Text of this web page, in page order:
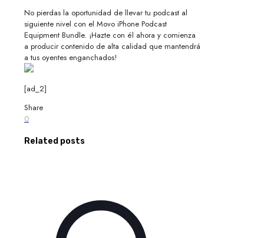
No pierdas la oportunidad de llevar tu podcast al
siguiente nivel con el Movo iPhone Podcast
Equipment Bundle. ¡Hazte con él ahora y comienza
a producir contenido de alta calidad que mantendrá
a tus oyentes enganchados!
[ad_2]
Share
0
Related posts